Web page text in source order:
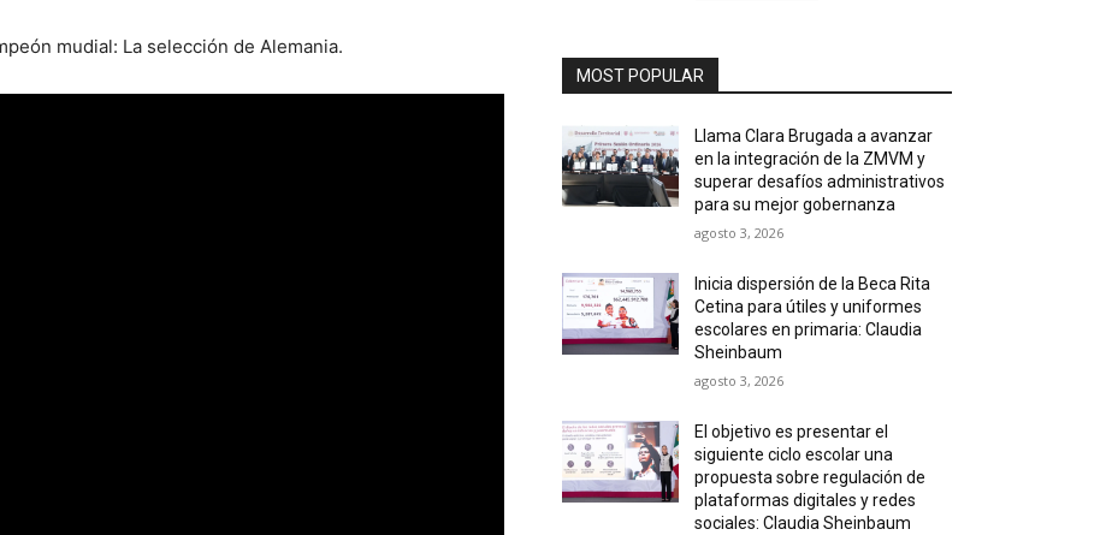
mudial: La selección de Alemania.
MOST POPULAR
Llama Clara Brugada a avanzar
en la integración de la ZMVM y
superar desafíos administrativos
para su mejor gobernanza
agosto 3, 2026
Inicia dispersión de la Beca Rita
Cetina para útiles y uniformes
escolares en primaria: Claudia
Sheinbaum
agosto 3, 2026
El objetivo es presentar el
siguiente ciclo escolar una
propuesta sobre regulación de
plataformas digitales y redes
sociales: Claudia Sheinbaum